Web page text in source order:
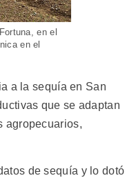
en el
en el
a la sequía en San
que se adaptan
agropecuarios,
de sequía y lo dotó